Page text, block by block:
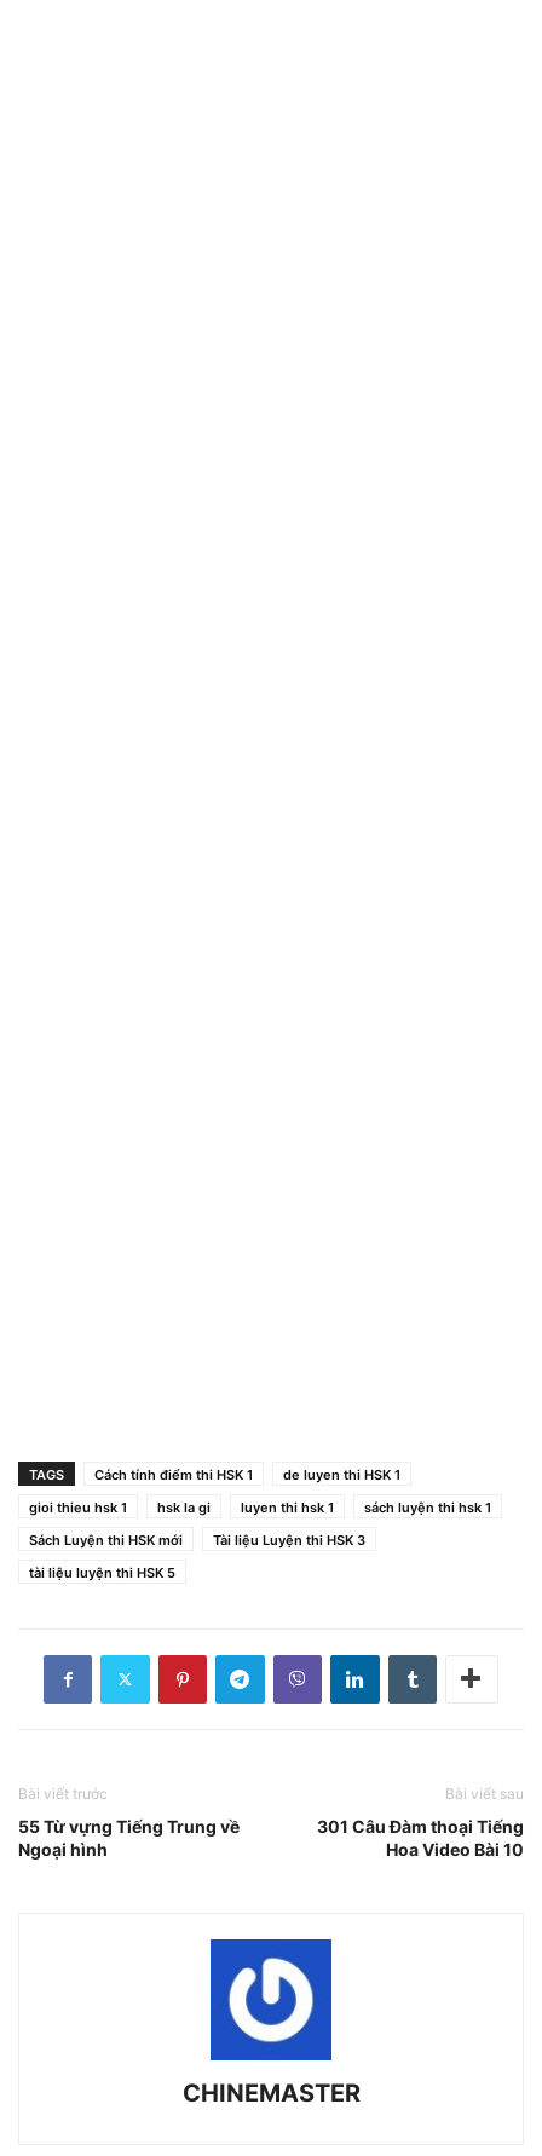
TAGS Cách tính điểm thi HSK 1
de luyen thi HSK 1
gioi thieu hsk 1
hsk la gi luyen thi hsk 1
sách luyện thi hsk 1
Sách Luyện thi HSK mới
Tài liệu Luyện thi HSK 3
tài liệu luyện thi HSK 5
Bài viết trước
55 Từ vựng Tiếng Trung về
Ngoại hình
Bài viết sau
301 Câu Đàm thoại Tiếng
Hoa Video Bài 10
CHINEMASTER